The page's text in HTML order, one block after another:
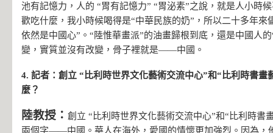
池有記憶力，人的 “胃有記憶力” “胃泌素”之說，就是人小時
歡吃什麼，我小時候喝得是“中華民族的奶”，所以二十多年來
依然是中國心”。“陸惟華畫派”的油畫歸根到底，還是中國人
變，實質並沒有改變，骨子裡就是——中國。
4. 記者：創立 “比利時世界文化藝術交流中心”和“比利時書畫
麼？
陸教授： 創立 “比利時世界文化藝術交流中心”和“比利時書
兩個字——中國。華人在海外，愛國的情懷更加強烈。因為，